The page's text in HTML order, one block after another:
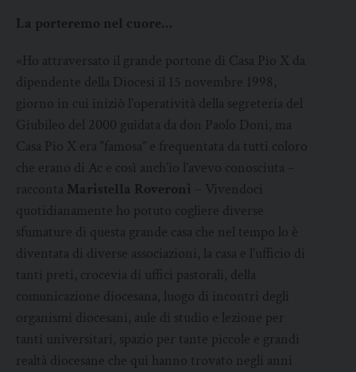
La porteremo nel cuore…
«Ho attraversato il grande portone di Casa Pio X da
dipendente della Diocesi il 15 novembre 1998,
giorno in cui iniziò l’operatività della segreteria del
Giubileo del 2000 guidata da don Paolo Doni, ma
Casa Pio X era “famosa” e frequentata da tutti coloro
che erano di Ac e così anch’io l’avevo conosciuta –
racconta Maristella Roveroni – Vivendoci
quotidianamente ho potuto cogliere diverse
sfumature di questa grande casa che nel tempo lo è
diventata di diverse associazioni, la casa e l’ufficio di
tanti preti, crocevia di uffici pastorali, della
comunicazione diocesana, luogo di incontri degli
organismi diocesani, aule di studio e lezione per
tanti universitari, spazio per tante piccole e grandi
realtà diocesane che qui hanno trovato negli anni